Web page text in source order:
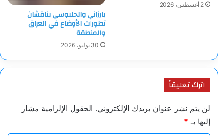
2 أغسطس، 2026
بارزاني والحلبوسي يناقشان
تطورات الأوضاع في العراق
والمنطقة
30 يوليو، 2026
اترك تعليقاً
لن يتم نشر عنوان بريدك الإلكتروني. الحقول الإلزامية مشار
إليها بـ *